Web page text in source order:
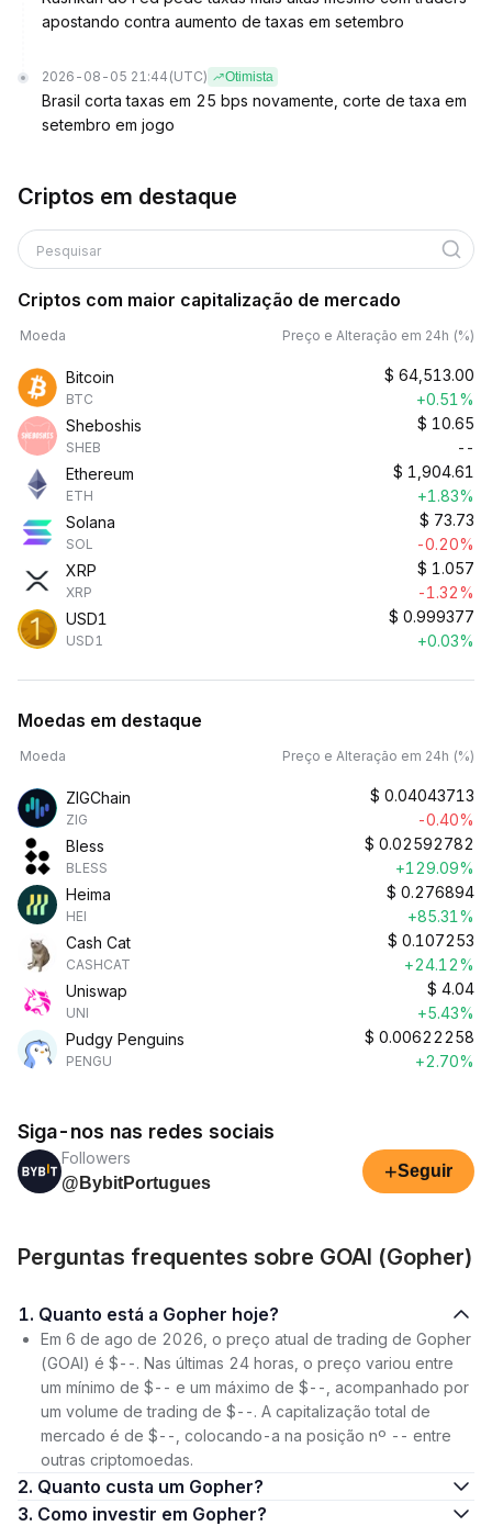
apostando contra aumento de taxas em setembro
2026-08-05 21:44 (UTC) Otimista
Brasil corta taxas em 25 bps novamente, corte de taxa em
setembro em jogo
Criptos em destaque
Pesquisar
Criptos com maior capitalização de mercado
Moeda Preço e Alteração em 24h (%)
Bitcoin
BTC
$ 64,513.00
+0.51%
Sheboshis
SHEB
$ 10.65
--
Ethereum
ETH
$ 1,904.61
+1.83%
Solana
SOL
$ 73.73
-0.20%
XRP
XRP
$ 1.057
-1.32%
USD1
USD1
$ 0.999377
+0.03%
Moedas em destaque
Moeda Preço e Alteração em 24h (%)
ZIGChain
ZIG
$ 0.04043713
-0.40%
Bless
BLESS
$ 0.02592782
+129.09%
Heima
HEI
$ 0.276894
+85.31%
Cash Cat
CASHCAT
$ 0.107253
+24.12%
Uniswap
UNI
$ 4.04
+5.43%
Pudgy Penguins
PENGU
$ 0.00622258
+2.70%
Siga-nos nas redes sociais
Followers
@BybitPortugues
+Seguir
Perguntas frequentes sobre GOAI (Gopher)
1. Quanto está a Gopher hoje?
Em 6 de ago de 2026, o preço atual de trading de Gopher
(GOAI) é $--. Nas últimas 24 horas, o preço variou entre
um mínimo de $-- e um máximo de $--, acompanhado por
um volume de trading de $--. A capitalização total de
mercado é de $--, colocando-a na posição nº -- entre
outras criptomoedas.
2. Quanto custa um Gopher?
3. Como investir em Gopher?